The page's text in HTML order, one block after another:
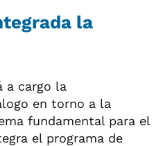
la
a cargo la
en torno a la
fundamental para el
el programa de